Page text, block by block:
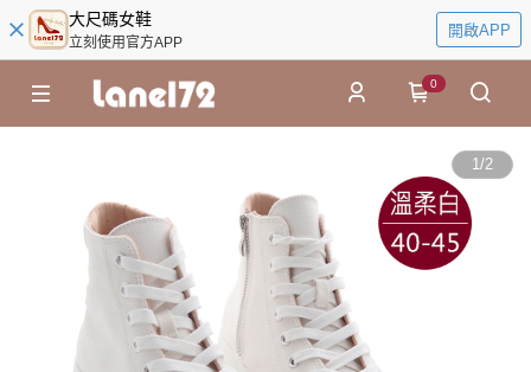
大尺碼女鞋
立刻使用官方APP
開啟APP
0
1/2